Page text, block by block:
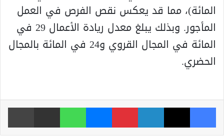
المائة)، مما قد يعكس نقص الفرص في العمل
المأجور. وبذلك يبلغ معدل ريادة الأعمال 29 في
المائة في المجال القروي و24 في المائة بالمجال
الحضري.
فيسبوك ‫X لينكدإن بينتيريست ماسنجر واتساب مشاركة عبر البريد